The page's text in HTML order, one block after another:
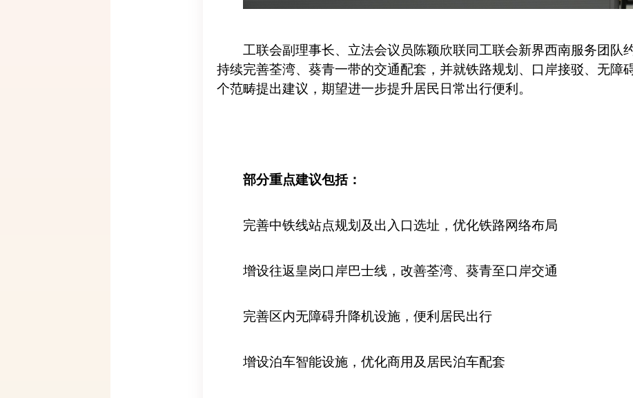
工联会副理事长、立法会议员陈颖欣联同工联会新界西南服务团队
持续完善荃湾、葵青一带的交通配套，并就铁路规划、口岸接驳、无障
个范畴提出建议，期望进一步提升居民日常出行便利。
部分重点建议包括：
完善中铁线站点规划及出入口选址，优化铁路网络布局
增设往返皇岗口岸巴士线，改善荃湾、葵青至口岸交通
完善区内无障碍升降机设施，便利居民出行
增设泊车智能设施，优化商用及居民泊车配套